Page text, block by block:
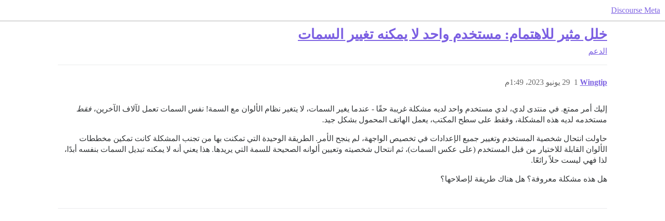
Discourse Meta
خلل مثير للاهتمام: مستخدم واحد لا يمكنه تغيير السمات
الدعم
Wingtip 29 يونيو 2023، 1:49م 1
إليك أمر ممتع. في منتدى لدي، لدي مستخدم واحد لديه مشكلة غريبة حقًا - عندما يغير السمات، لا يتغير نظام الألوان مع السمة! نفس السمات تعمل لآلاف الآخرين، فقط
مستخدمه لديه هذه المشكلة، وفقط على سطح المكتب، يعمل الهاتف المحمول بشكل جيد.
حاولت انتحال شخصية المستخدم وتغيير جميع الإعدادات في تخصيص الواجهة، لم ينجح الأمر. الطريقة الوحيدة التي تمكنت بها من تجنب المشكلة كانت تمكين مخططات
الألوان القابلة للاختيار من قبل المستخدم (على عكس السمات)، ثم انتحال شخصيته وتعيين ألوانه الصحيحة للسمة التي يريدها. هذا يعني أنه لا يمكنه تبديل السمات بنفسه أبدًا،
لذا فهي ليست حلاً رائعًا.
هل هذه مشكلة معروفة؟ هل هناك طريقة لإصلاحها؟